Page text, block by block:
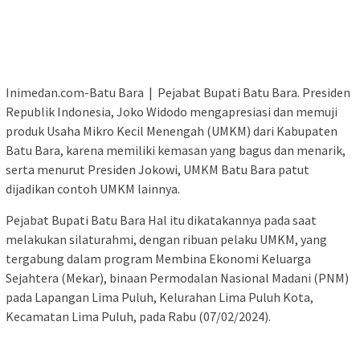
Inimedan.com-Batu Bara | Pejabat Bupati Batu Bara. Presiden
Republik Indonesia, Joko Widodo mengapresiasi dan memuji
produk Usaha Mikro Kecil Menengah (UMKM) dari Kabupaten
Batu Bara, karena memiliki kemasan yang bagus dan menarik,
serta menurut Presiden Jokowi, UMKM Batu Bara patut
dijadikan contoh UMKM lainnya.
Pejabat Bupati Batu Bara Hal itu dikatakannya pada saat
melakukan silaturahmi, dengan ribuan pelaku UMKM, yang
tergabung dalam program Membina Ekonomi Keluarga
Sejahtera (Mekar), binaan Permodalan Nasional Madani (PNM)
pada Lapangan Lima Puluh, Kelurahan Lima Puluh Kota,
Kecamatan Lima Puluh, pada Rabu (07/02/2024).